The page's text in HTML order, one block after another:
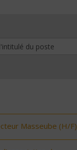
Masseube (H/F)